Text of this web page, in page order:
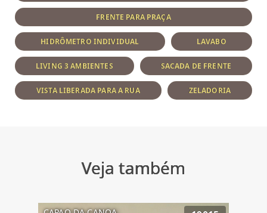
FRENTE PARA PRAÇA
HIDRÔMETRO INDIVIDUAL LAVABO
LIVING 3 AMBIENTES SACADA DE FRENTE
VISTA LIBERADA PARA A RUA ZELADORIA
Veja também